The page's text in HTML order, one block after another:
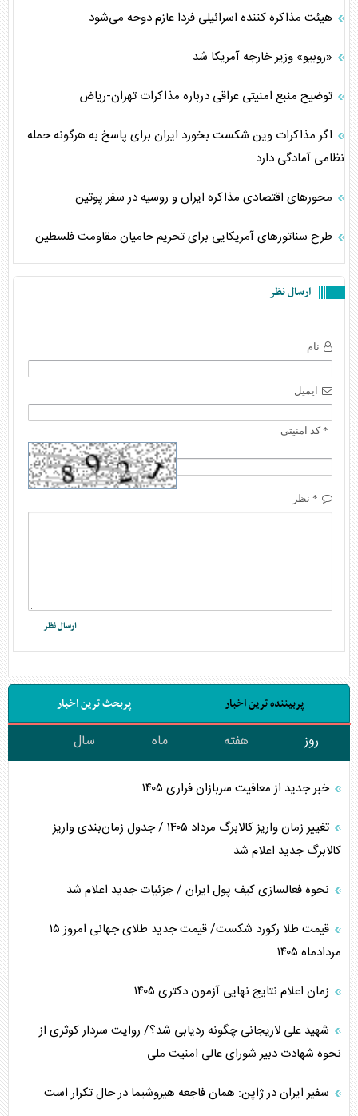
هیئت مذاکره کننده اسرائیلی فردا عازم دوحه می‌شود
«روبیو» وزیر خارجه آمریکا شد
توضیح منبع امنیتی عراقی درباره مذاکرات تهران-ریاض
اگر مذاکرات وین شکست بخورد ایران برای پاسخ به هرگونه حمله
نظامی آمادگی دارد
محور‌های اقتصادی مذاکره ایران و روسیه در سفر پوتین
طرح سناتورهای آمریکایی برای تحریم حامیان مقاومت فلسطین
ارسال نظر
نام
ایمیل
* کد امنیتی
* نظر
پربیننده ترین اخبار پربحث ترین اخبار
روز هفته ماه سال
خبر جدید از معافیت سربازان فراری ۱۴۰۵
تغییر زمان واریز کالابرگ مرداد ۱۴۰۵ / جدول زمان‌بندی واریز
کالابرگ جدید اعلام شد
نحوه فعالسازی کیف پول ایران / جزئیات جدید اعلام شد
قیمت طلا رکورد شکست/ قیمت جدید طلای جهانی امروز ۱۵
مردادماه ۱۴۰۵
زمان اعلام نتایج نهایی آزمون دکتری ۱۴۰۵
شهید علی لاریجانی چگونه ردیابی شد؟/ روایت سردار کوثری از
نحوه شهادت دبیر شورای عالی امنیت ملی
سفیر ایران در ژاپن: همان فاجعه هیروشیما در حال تکرار است